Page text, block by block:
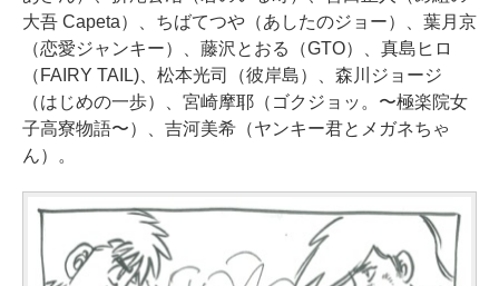
大吾 Capeta）、ちばてつや（あしたのジョー）、葉月京
（恋愛ジャンキー）、藤沢とおる（GTO）、真島ヒロ
（FAIRY TAIL)、松本光司（彼岸島）、森川ジョージ
（はじめの一歩）、宮崎摩耶（ゴクジョッ。〜極楽院女
子高寮物語〜）、吉河美希（ヤンキー君とメガネちゃ
ん）。